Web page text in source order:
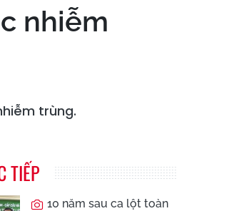
nhiễm
trùng.
TIẾP
10 năm sau ca lột toàn